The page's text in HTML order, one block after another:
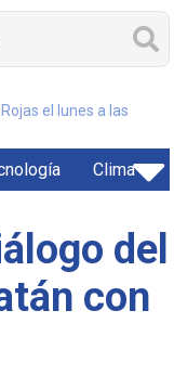
el lunes a las
Clima
del
con